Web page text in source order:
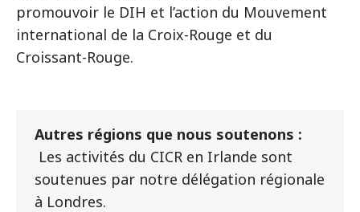
promouvoir le DIH et l’action du Mouvement
international de la Croix-Rouge et du
Croissant-Rouge.
Autres régions que nous soutenons :
Les activités du CICR en Irlande sont
soutenues par notre délégation régionale
à Londres.